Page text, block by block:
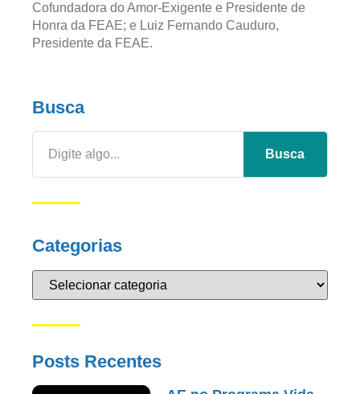
Cofundadora do Amor-Exigente e Presidente de
Honra da FEAE; e Luiz Fernando Cauduro,
Presidente da FEAE.
Busca
Busca
Categorias
Posts Recentes